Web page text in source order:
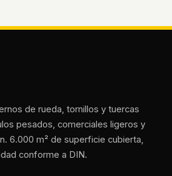
de rueda, tornillos y tuercas
pesados, comerciales ligeros y
6.000 m² de superficie cubierta,
conforme a DIN.